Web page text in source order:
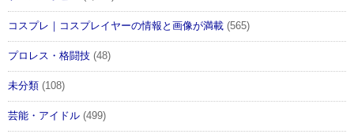
コスプレ｜コスプレイヤーの情報と画像が満載 (565)
プロレス・格闘技 (48)
未分類 (108)
芸能・アイドル (499)